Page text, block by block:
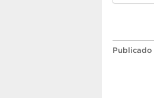
Publicado